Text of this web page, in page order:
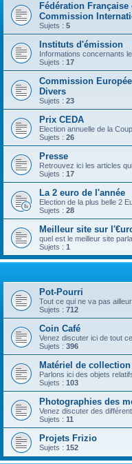
Fédération
Commission
Sujets : 5
Instituts d'émission
Informations concernants
Sujets : 17
Commission
Divers
Sujets : 23
Prix CEDA
Election annuelle de la
Sujets : 26
Presse
Retrouvez ici les articles
Sujets : 17
La 2 euro de l'année
Election de la plus belle 2
Sujets : 28
Meilleur site sur
quel est le meilleur site
Sujets : 1
Pot-Pourri
Tout ce qui ne va pas
Sujets : 712
Coin Café
Venez discuter ici de tout
Sujets : 396
Matériel de collection
Parlons ici des objets
Sujets : 103
Photographies des
Venez discuter des
Sujets : 11
Projets Frizio
Sujets : 152